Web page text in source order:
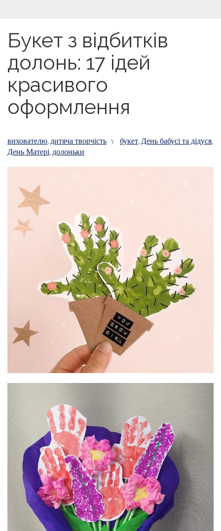
Букет з відбитків
долонь: 17 ідей
красивого
оформлення
вихователю, дитяча творчість \ букет, День бабусі та дідуся,
День Матері, долоньки